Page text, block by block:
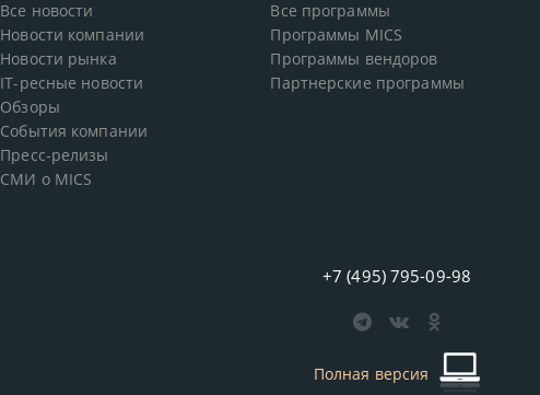
Все новости
Новости компании
Новости рынка
IT-ресные новости
Обзоры
События компании
Пресс-релизы
СМИ о MICS
Все программы
Программы MICS
Программы вендоров
Партнерские программы
+7 (495) 795-09-98
Полная версия